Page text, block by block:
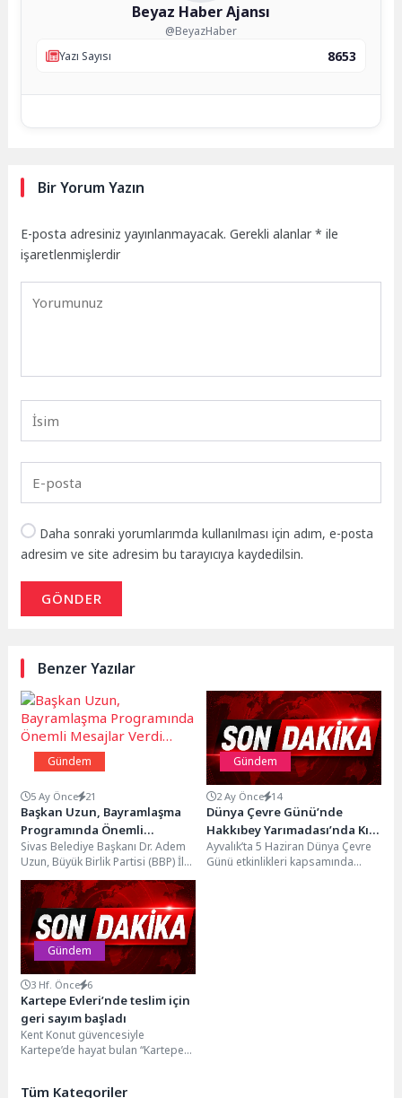
Beyaz Haber Ajansı
@BeyazHaber
Yazı Sayısı
8653
Bir Yorum Yazın
E-posta adresiniz yayınlanmayacak. Gerekli alanlar* ile
işaretlenmişlerdir
Daha sonraki yorumlarımda kullanılması için adım, e-posta
adresim ve site adresim bu tarayıcıya kaydedilsin.
GÖNDER
Benzer Yazılar
Gündem
5 Ay Önce 21
Başkan Uzun, Bayramlaşma
Programında Önemli
Mesajlar Verdi…
Sivas Belediye Başkanı Dr. Adem
Uzun, Büyük Birlik Partisi (BBP) İl
Teşkilatı tarafından düzenlenen
geleneksel...
Gündem
2 Ay Önce 14
Dünya Çevre Günü’nde
Hakkıbey Yarımadası’nda Kıyı
Temizliği
Ayvalık’ta 5 Haziran Dünya Çevre
Günü etkinlikleri kapsamında
Gündem
3 Hf. Önce 6
Kartepe Evleri’nde teslim için
geri sayım başladı
Kent Konut güvencesiyle
Kartepe’de hayat bulan “Kartepe
Tüm Kategoriler